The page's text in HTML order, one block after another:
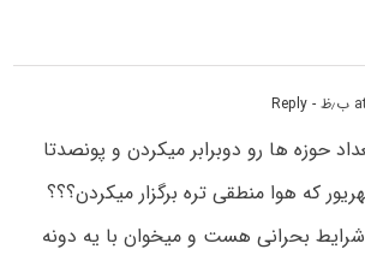
- Reply
حوزه ها رو دوبرابر میکردن و پونصدتا
که هوا منطقی تره برگزار میکردن؟؟؟
شرایط بحرانی هست و میخوان با یه دونه